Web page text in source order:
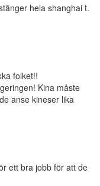
hela shanghai t.
folket!!
Kina måste
anse kineser lika
ett bra jobb för att de